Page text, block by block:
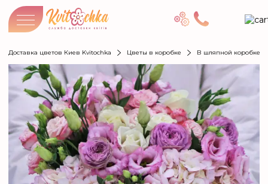
Доставка цветов Киев Kvitochka Цветы в коробке В шляпной коробке